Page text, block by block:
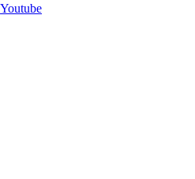
Youtube